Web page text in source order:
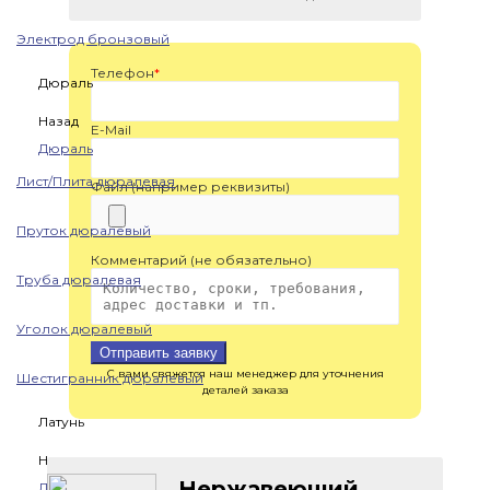
Электрод бронзовый
Дюраль
Назад
Дюраль
Лист/Плита дюралевая
Пруток дюралевый
Труба дюралевая
Уголок дюралевый
Шестигранник дюралевый
Латунь
Назад
Телефон*
E-Mail
Файл (например реквизиты)
Комментарий (не обязательно)
Отправить заявку
С вами свяжется наш менеджер для уточнения
деталей заказа